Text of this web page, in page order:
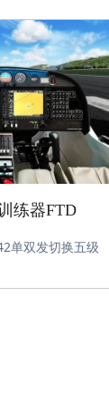
、Cessna182、
DA42间
成本覆盖多种机型
练器FTD
单双发切换五级